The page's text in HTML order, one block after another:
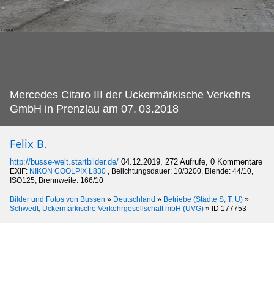
Mercedes Citaro III der Uckermärkische Verkehrs
GmbH in Prenzlau am 07. 03.2018
Felix B.
http://busse-welt.startbilder.de/ 04.12.2019, 272 Aufrufe, 0 Kommentare
EXIF: NIKON COOLPIX L830 , Belichtungsdauer: 10/3200, Blende: 44/10,
ISO125, Brennweite: 166/10
Bilder und Fotos von Bussen » Deutschland » Betriebe (Städte S, T, U) »
Schwedt, Uckermärkische Verkehrgesellschaft mbH (UVG) » ID 177753